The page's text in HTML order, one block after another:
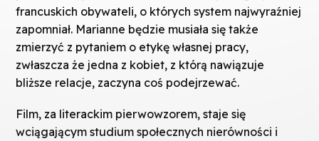
francuskich obywateli, o których system najwyraźniej
zapomniał. Marianne będzie musiała się także
zmierzyć z pytaniem o etykę własnej pracy,
zwłaszcza że jedna z kobiet, z którą nawiązuje
bliższe relacje, zaczyna coś podejrzewać.
Film, za literackim pierwowzorem, staje się
wciągającym studium społecznych nierówności i